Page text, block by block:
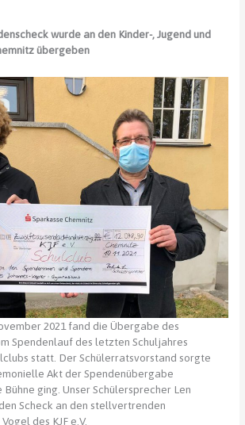
wurde an den Kinder-, Jugend und
übergeben
2021 fand die Übergabe des
Spendenlauf des letzten Schuljahres
statt. Der Schülerratsvorstand sorgte
Akt der Spendenübergabe
ging. Unser Schülersprecher Len
Scheck an den stellvertrenden
des KJF e.V.